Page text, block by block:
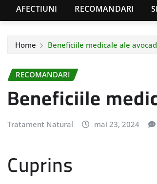
AFECTIUNI RECOMANDARI
Home Beneficiile medicale ale
RECOMANDARI
Beneficiile
Tratament Natural mai 23, 2024
Cuprins